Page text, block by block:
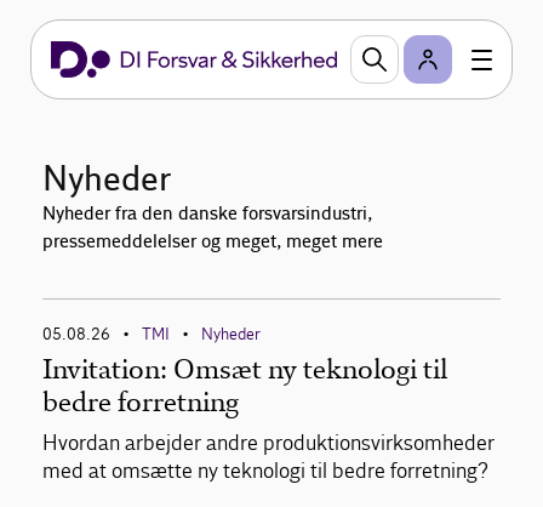
Nyheder
Nyheder fra den danske forsvarsindustri,
pressemeddelelser og meget, meget mere
05.08.26 • TMI • Nyheder
Invitation: Omsæt ny teknologi til
bedre forretning
Hvordan arbejder andre produktionsvirksomheder
med at omsætte ny teknologi til bedre forretning?